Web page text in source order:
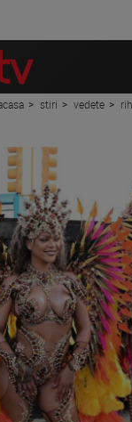
stiri vedete